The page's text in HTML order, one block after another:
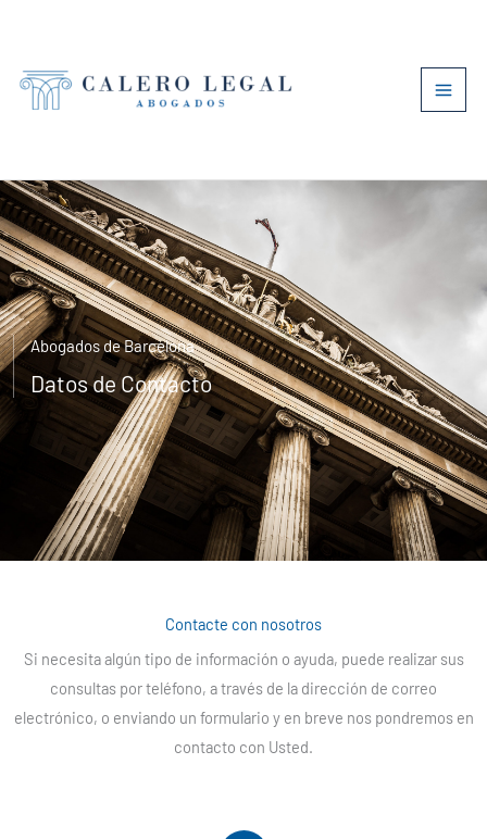
contenido
Abogados de Barcelona
Datos de Contacto
Contacte con nosotros
Si necesita algún tipo de información o ayuda, puede realizar sus
consultas por teléfono, a través de la dirección de correo
electrónico, o enviando un formulario y en breve nos pondremos en
contacto con Usted.